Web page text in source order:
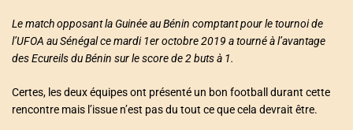
Le match opposant la Guinée au Bénin comptant pour le tournoi de
l’UFOA au Sénégal ce mardi 1er octobre 2019 a tourné à l’avantage
des Ecureils du Bénin sur le score de 2 buts à 1.
Certes, les deux équipes ont présenté un bon football durant cette
rencontre mais l’issue n’est pas du tout ce que cela devrait être.